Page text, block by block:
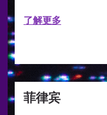
了解更多
菲律宾